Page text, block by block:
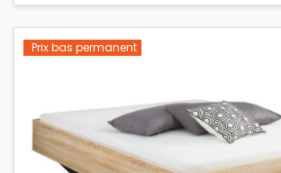
Prix bas permanent